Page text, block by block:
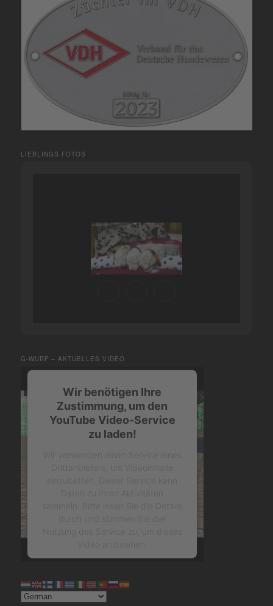
LIEBLINGS-FOTOS
G-WURF – AKTUELLES VIDEO
Wir benötigen Ihre
Zustimmung, um den
YouTube Video-Service
zu laden!
Mehr Informationen